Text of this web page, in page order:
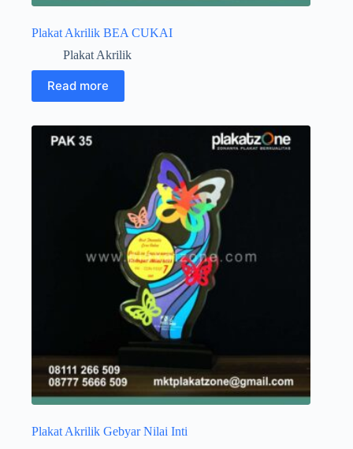
Plakat Akrilik BEA CUKAI
Plakat Akrilik
Read more
Plakat Akrilik Gebyar Nilai Inti